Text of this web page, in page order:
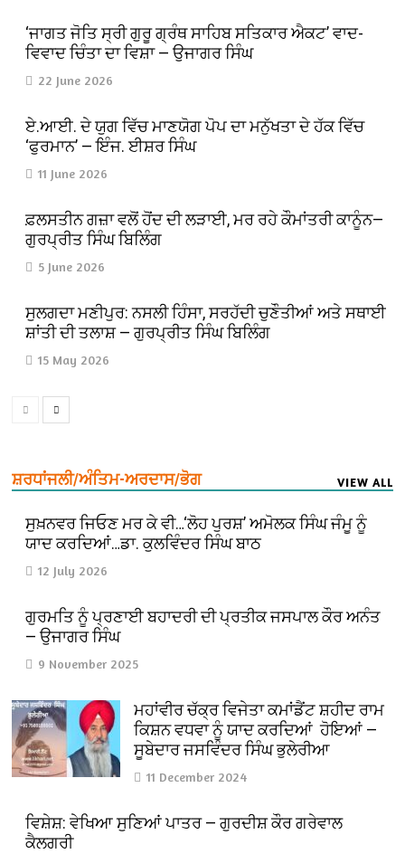
‘ਜਾਗਤ ਜੋਤਿ ਸ੍ਰੀ ਗੁਰੂ ਗ੍ਰੰਥ ਸਾਹਿਬ ਸਤਿਕਾਰ ਐਕਟ’ ਵਾਦ-
ਵਿਵਾਦ ਚਿੰਤਾ ਦਾ ਵਿਸ਼ਾ — ਉਜਾਗਰ ਸਿੰਘ
22 June 2026
ਏ.ਆਈ. ਦੇ ਯੁਗ ਵਿੱਚ ਮਾਣਯੋਗ ਪੋਪ ਦਾ ਮਨੁੱਖਤਾ ਦੇ ਹੱਕ ਵਿੱਚ
‘ਫੁਰਮਾਨ’ — ਇੰਜ. ਈਸ਼ਰ ਸਿੰਘ
11 June 2026
ਫ਼ਲਸਤੀਨ ਗਜ਼ਾ ਵਲੋਂ ਹੋਂਦ ਦੀ ਲੜਾਈ, ਮਰ ਰਹੇ ਕੌਮਾਂਤਰੀ ਕਾਨੂੰਨ—
ਗੁਰਪ੍ਰੀਤ ਸਿੰਘ ਬਿਲਿੰਗ
5 June 2026
ਸੁਲਗਦਾ ਮਣੀਪੁਰ: ਨਸਲੀ ਹਿੰਸਾ, ਸਰਹੱਦੀ ਚੁਣੌਤੀਆਂ ਅਤੇ ਸਥਾਈ
ਸ਼ਾਂਤੀ ਦੀ ਤਲਾਸ਼ — ਗੁਰਪ੍ਰੀਤ ਸਿੰਘ ਬਿਲਿੰਗ
15 May 2026
ਸ਼ਰਧਾਂਜਲੀ/ਅੰਤਿਮ-ਅਰਦਾਸ/ਭੋਗ VIEW ALL
ਸੁਖ਼ਨਵਰ ਜਿਓਣ ਮਰ ਕੇ ਵੀ…‘ਲੋਹ ਪੁਰਸ਼’ ਅਮੋਲਕ ਸਿੰਘ ਜੰਮੂ ਨੂੰ
ਯਾਦ ਕਰਦਿਆਂ…ਡਾ. ਕੁਲਵਿੰਦਰ ਸਿੰਘ ਬਾਠ
12 July 2026
ਗੁਰਮਤਿ ਨੂੰ ਪ੍ਰਣਾਈ ਬਹਾਦਰੀ ਦੀ ਪ੍ਰਤੀਕ ਜਸਪਾਲ ਕੌਰ ਅਨੰਤ
— ਉਜਾਗਰ ਸਿੰਘ
9 November 2025
ਮਹਾਂਵੀਰ ਚੱਕ੍ਰ ਵਿਜੇਤਾ ਕਮਾਂਡੈਂਟ ਸ਼ਹੀਦ ਰਾਮ
ਕਿਸ਼ਨ ਵਧਵਾ ਨੂੰ ਯਾਦ ਕਰਦਿਆਂ ਹੋਇਆਂ —
ਸੂਬੇਦਾਰ ਜਸਵਿੰਦਰ ਸਿੰਘ ਭੁਲੇਰੀਆ
11 December 2024
ਵਿਸ਼ੇਸ਼: ਵੇਖਿਆ ਸੁਣਿਆਂ ਪਾਤਰ — ਗੁਰਦੀਸ਼ ਕੌਰ ਗਰੇਵਾਲ
ਕੈਲਗਰੀ